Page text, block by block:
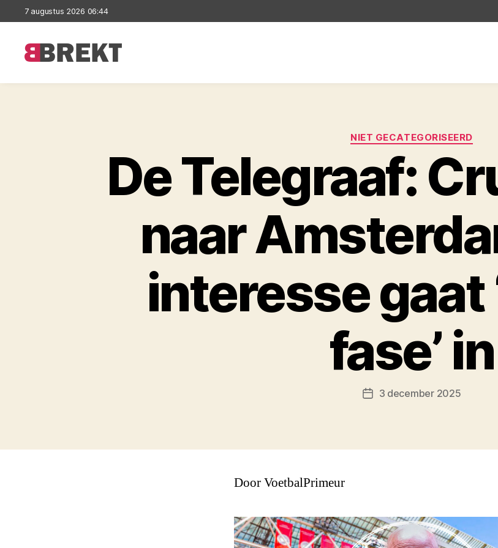
7 augustus 2026 06:44
Categorieën
NIET GECATEGORISEERD
De Telegraaf:
naar
interesse gaat
fase’ in
Berichtdatum
3 december 2025
Door VoetbalPrimeur